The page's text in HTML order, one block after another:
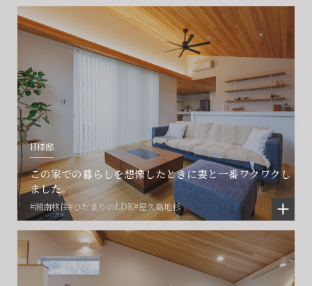
H様邸
この家での暮らしを想像したときに妻と一番ワクワクし
ました。
#湘南移住#ひだまりのLDK#屋久島地杉